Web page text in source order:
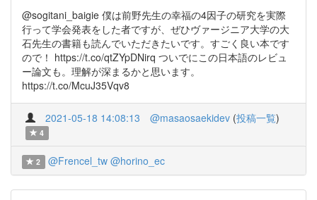
@sogitani_baigie 僕は前野先生の幸福の4因子の研究を実際
行って学会発表をした者ですが、ぜひヴァージニア大学の大
石先生の書籍も読んでいただきたいです。すごく良い本です
ので！ https://t.co/qtZYpDNirq ついでにこの日本語のレビュ
ー論文も。理解が深まるかと思います。
https://t.co/McuJ35Vqv8
2021-05-18 14:08:13 @masaosaekidev (投稿一覧)
4
2 @Frencel_tw @horino_ec